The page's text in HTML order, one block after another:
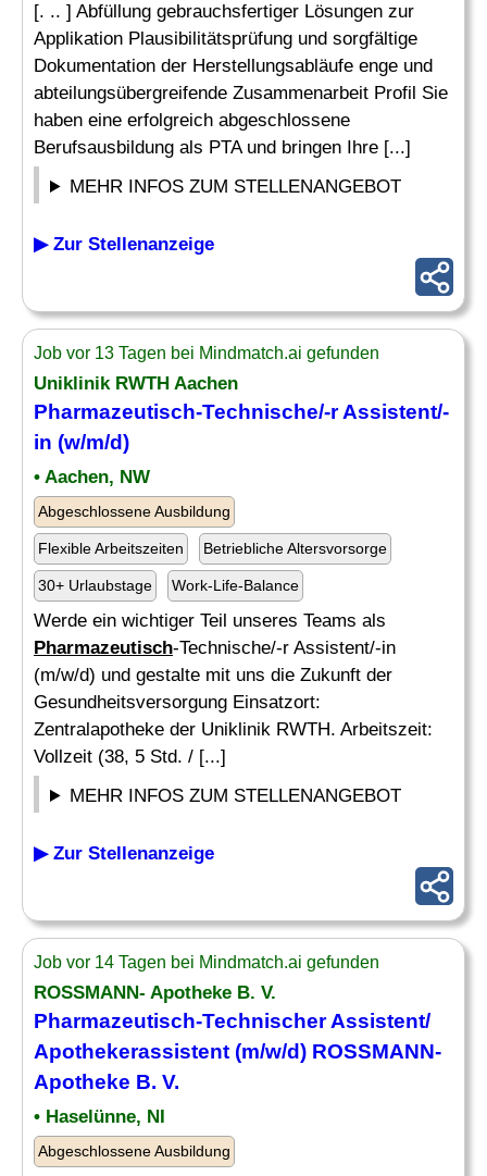
[. .. ] Abfüllung gebrauchsfertiger Lösungen zur
Applikation Plausibilitätsprüfung und sorgfältige
Dokumentation der Herstellungsabläufe enge und
abteilungsübergreifende Zusammenarbeit Profil Sie
haben eine erfolgreich abgeschlossene
Berufsausbildung als PTA und bringen Ihre [...]
MEHR INFOS ZUM STELLENANGEBOT
▶ Zur Stellenanzeige
Job vor 13 Tagen bei Mindmatch.ai gefunden
Uniklinik RWTH Aachen
Pharmazeutisch-Technische/-r Assistent/-
in (w/m/d)
• Aachen, NW
Abgeschlossene Ausbildung
Flexible Arbeitszeiten Betriebliche Altersvorsorge
30+ Urlaubstage Work-Life-Balance
Werde ein wichtiger Teil unseres Teams als
Pharmazeutisch-Technische/-r Assistent/-in
(m/w/d) und gestalte mit uns die Zukunft der
Gesundheitsversorgung Einsatzort:
Zentralapotheke der Uniklinik RWTH. Arbeitszeit:
Vollzeit (38, 5 Std. / [...]
MEHR INFOS ZUM STELLENANGEBOT
▶ Zur Stellenanzeige
Job vor 14 Tagen bei Mindmatch.ai gefunden
ROSSMANN- Apotheke B. V.
Pharmazeutisch-Technischer Assistent/
Apothekerassistent (m/w/d) ROSSMANN-
Apotheke B. V.
• Haselünne, NI
Abgeschlossene Ausbildung